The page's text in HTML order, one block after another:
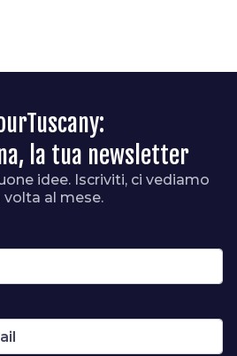
la tua newsletter
idee. Iscriviti, ci vediamo
volta al mese.